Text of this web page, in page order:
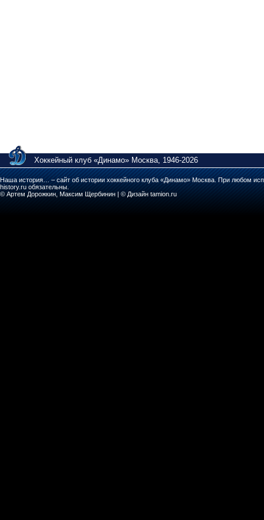
Хоккейный клуб «Динамо» Москва, 1946-2026
Наша история… – сайт об истории хоккейного клуба «Динамо» Москва. При любом
history.ru обязательны.
© Артем Дорожкин, Максим Щербинин | © Дизайн tamion.ru